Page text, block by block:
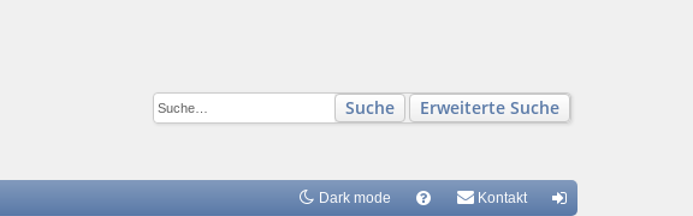
Suche Erweiterte Suche
Dark mode Kontakt